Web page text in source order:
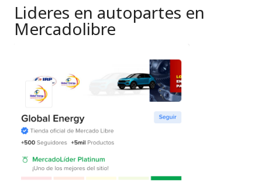
Lideres en autopartes en
Mercadolibre